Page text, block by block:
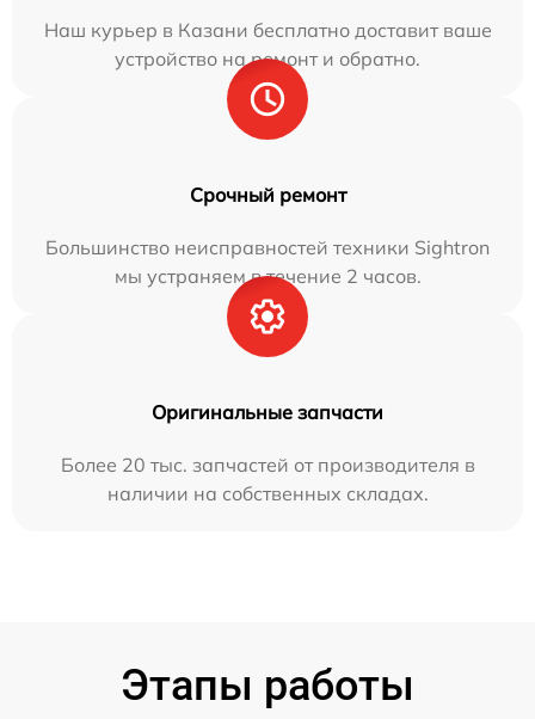
Наш курьер в Казани бесплатно доставит ваше
устройство на ремонт и обратно.
Срочный ремонт
Большинство неисправностей техники Sightron
мы устраняем в течение 2 часов.
Оригинальные запчасти
Более 20 тыс. запчастей от производителя в
наличии на собственных складах.
Этапы работы